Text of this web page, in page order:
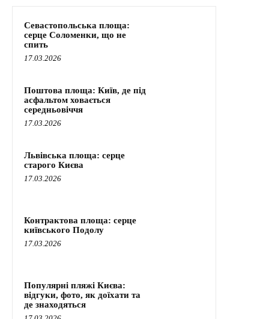
Севастопольська площа:
серце Соломенки, що не
спить
17.03.2026
Поштова площа: Київ, де під
асфальтом ховається
середньовіччя
17.03.2026
Львівська площа: серце
старого Києва
17.03.2026
Контрактова площа: серце
київського Подолу
17.03.2026
Популярні пляжі Києва:
відгуки, фото, як доїхати та
де знаходяться